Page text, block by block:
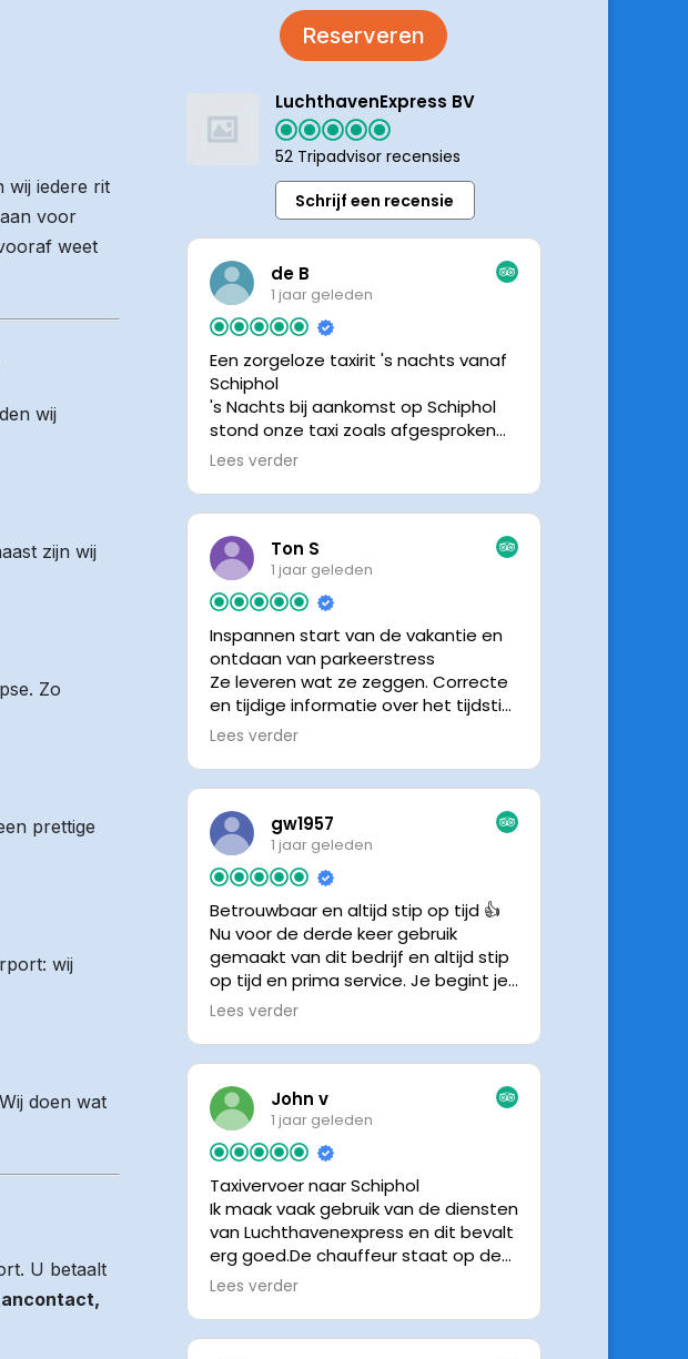
wij iedere rit
voor
weet
wij
zijn wij
Zo
prettige
wij
doen wat
U betaalt
Reserveren
LuchthavenExpress BV
52 Tripadvisor recensies
Schrijf een recensie
de B
1 jaar geleden
Een zorgeloze taxirit 's nachts vanaf
Schiphol
's Nachts bij aankomst op Schiphol
stond onze taxi zoals afgesproken
keurig te wachten. Dankzij de goede
chauffeur wisten we precies waar de
chauffeur, met een prachtige auto
was het een comfortabele rit. Graag
tot de volgende de keer.
Lees verder
Ton S
1 jaar geleden
Inspannen start van de vakantie en
ontdaan van parkeerstress
Ze leveren wat ze zeggen. Correcte
en tijdige informatie over het tijdstip
van ophalen. Voldeed ook nu weer
Lees verder
gw1957
1 jaar geleden
Betrouwbaar en altijd stip op tijd 👍
Nu voor de derde keer gebruik
gemaakt van dit bedrijf en altijd stip
op tijd en prima service. Je begint je
vakantie zonder zorgen iig. 👍👍
Lees verder
John v
1 jaar geleden
Taxivervoer naar Schiphol
Ik maak vaak gebruik van de diensten
van Luchthavenexpress en dit bevalt
erg goed.De chauffeur staat op de
afgesproken tijd klaar om je op te
neemt de chauffeur direct contact
Lees verder